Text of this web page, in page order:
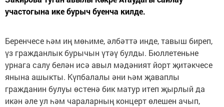
участогына ике бурыч буенча килде.
Беренчесе һәм иң мөһиме, әлбәттә инде, тавыш биреп,
үз гражданлык бурычын үтәү булды. Бюллетеньне
урнага салу белән исә авыл мәдәният йорт җитәкчесе
янына ашыкты. Күпбалалы әни һәм җаваплы
гражданин булуы өстенә бик матур итеп җырлый да
икән әле ул һәм чараларның концерт өлешен ачып,